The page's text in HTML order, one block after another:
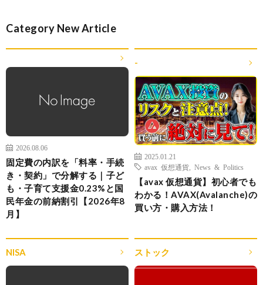
Category New Article
2026.08.06
固定費の内訳を「料率・手続
き・契約」で分解する｜子ど
も・子育て支援金0.23%と国
民年金の前納割引【2026年8
月】
-
2025.01.21
avax 仮想通貨
News & Politics
【avax 仮想通貨】初心者でも
わかる！AVAX(Avalanche)の
買い方・購入方法！
NISA ストック